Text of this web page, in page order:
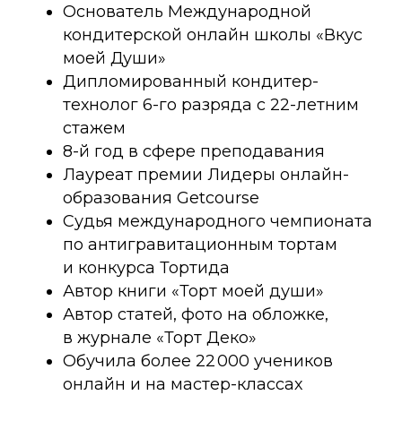
Основатель Международной
кондитерской онлайн школы «Вкус
моей Души»
Дипломированный кондитер-
технолог 6-го разряда с 22-летним
стажем
8-й год в сфере преподавания
Лауреат премии Лидеры онлайн-
образования Getcourse
Судья международного чемпионата
по антигравитационным тортам
и конкурса Тортида
Автор книги «Торт моей души»
Автор статей, фото на обложке,
в журнале «Торт Деко»
Обучила более 22 000 учеников
онлайн и на мастер-классах